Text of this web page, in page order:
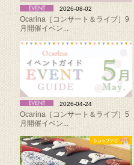
2026-08-02
Ocarina［コンサート＆ライブ］9
月開催イベン...
2026-04-24
Ocarina［コンサート＆ライブ］5
月開催イベン...